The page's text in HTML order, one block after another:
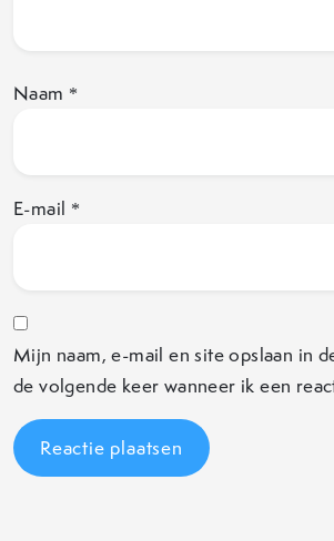
Naam *
E-mail *
Mijn naam, e-mail en site opslaan in
de volgende keer wanneer ik een